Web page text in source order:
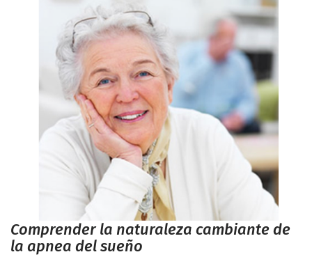
Comprender la naturaleza cambiante de
la apnea del sueño